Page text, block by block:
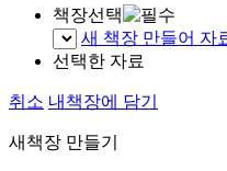
책장선택
새 책장 만들어 자
선택한 자료
취소 내책장에 담기
새책장 만들기